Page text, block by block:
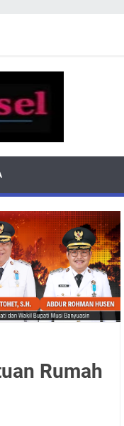
Rumah